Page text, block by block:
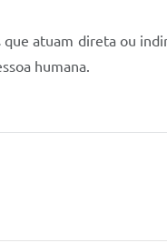
que atuam direta ou
humana.